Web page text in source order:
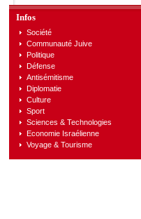
Infos
Société
Communauté Juive
Politique
Défense
Antisémitisme
Diplomatie
Culture
Sport
Sciences & Technologies
Economie Israélienne
Voyage & Tourisme